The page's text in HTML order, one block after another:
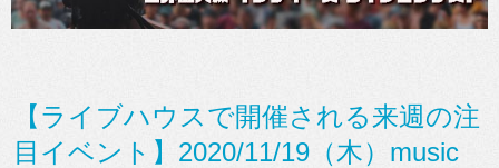
【ライブハウスで開催される来週の注
目イベント】2020/11/19（木）music